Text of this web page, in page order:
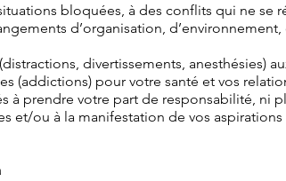
bloquées, à des conflits qui ne se
d’organisation,
divertissements, anesthésies)
(addictions) pour votre santé et vos
à prendre votre part de responsabilité, ni
et/ou à la manifestation de vos